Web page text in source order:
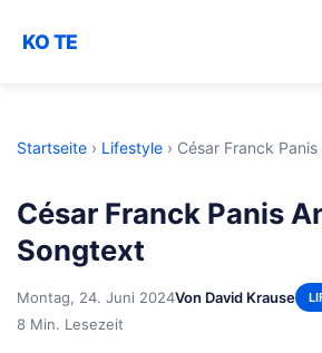
KO TE
Startseite › Lifestyle › César Franck
César Franck Panis
Songtext
Montag, 24. Juni 2024Von David Krause
8 Min. Lesezeit